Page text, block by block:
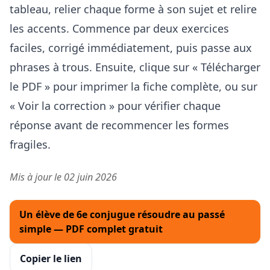
tableau, relier chaque forme à son sujet et relire
les accents. Commence par deux exercices
faciles, corrigé immédiatement, puis passe aux
phrases à trous. Ensuite, clique sur « Télécharger
le PDF » pour imprimer la fiche complète, ou sur
« Voir la correction » pour vérifier chaque
réponse avant de recommencer les formes
fragiles.
Mis à jour le 02 juin 2026
Un élève de 6e conjugue résoudre au passé
simple — PDF complet gratuit
Copier le lien